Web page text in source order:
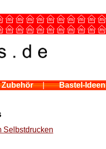
Zubehör | Bastel-Ideen
Selbstdrucken